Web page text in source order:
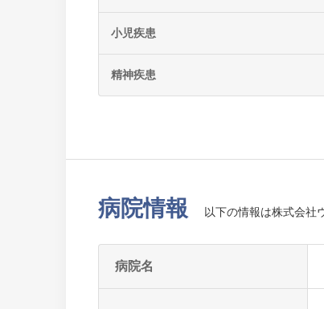
小児疾患
精神疾患
病院情報 以下の情報は株式会社
病院名